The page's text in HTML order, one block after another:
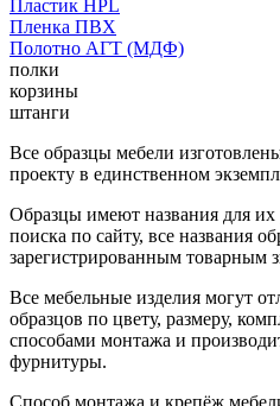
Пластик HPL
Пленка ПВХ
Полотно АГТ (МДФ)
полки
корзины
штанги
Все образцы мебели
проекту в единственном
Образцы имеют названия для их
поиска по сайту, все названия
зарегистрированным товарным
Все мебельные изделия могут
образцов по цвету, размеру,
способами монтажа и
фурнитуры.
Способ монтажа и крепёж